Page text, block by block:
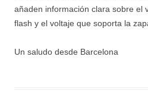
añaden información clara sobre el
flash y el voltaje que soporta la
Un saludo desde Barcelona